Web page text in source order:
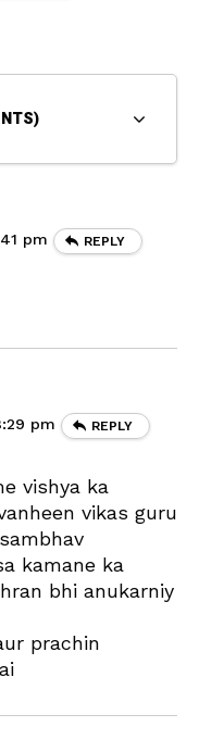
pm REPLY
pm REPLY
vishya ka
vikas guru
kamane ka
bhi anukarniy
prachin